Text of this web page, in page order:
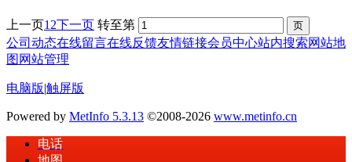
上一页1 2下一页 转至第
公司动态在线留言在线反馈友情链接会员中心站内搜索网站地
图 网站管理
电脑版|触屏版
Powered by MetInfo 5.3.13 ©2008-2026 www.metinfo.cn
电话